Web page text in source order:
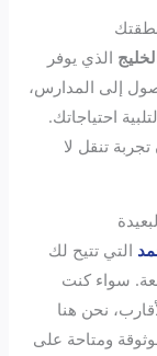
الذي يوفر
إلى المدارس،
احتياجاتك.
تنقل لا
التي تتيح لك
سواء كنت
نحن هنا
ومتاحة على